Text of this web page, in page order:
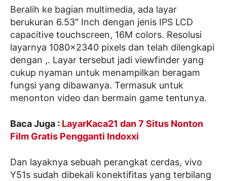
Beralih ke bagian multimedia, ada layar
berukuran 6.53″ Inch dengan jenis IPS LCD
capacitive touchscreen, 16M colors. Resolusi
layarnya 1080×2340 pixels dan telah dilengkapi
dengan ,. Layar tersebut jadi viewfinder yang
cukup nyaman untuk menampilkan beragam
fungsi yang dibawanya. Termasuk untuk
menonton video dan bermain game tentunya.
Baca Juga : LayarKaca21 dan 7 Situs Nonton
Film Gratis Pengganti Indoxxi
Dan layaknya sebuah perangkat cerdas, vivo
Y51s sudah dibekali konektifitas yang terbilang